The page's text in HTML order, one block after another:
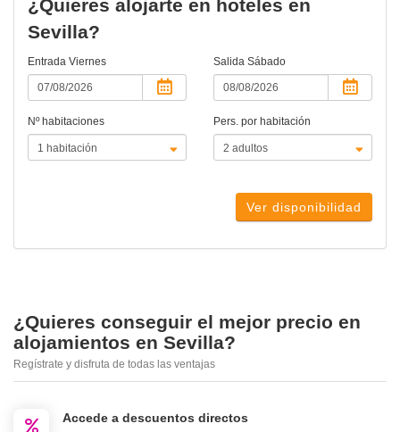
¿Quieres alojarte en hoteles en
Sevilla?
Entrada Viernes Salida Sábado
Nº habitaciones Pers. por habitación
Ver disponibilidad
¿Quieres conseguir el mejor precio en
alojamientos en Sevilla?
Regístrate y disfruta de todas las ventajas
Accede a descuentos directos